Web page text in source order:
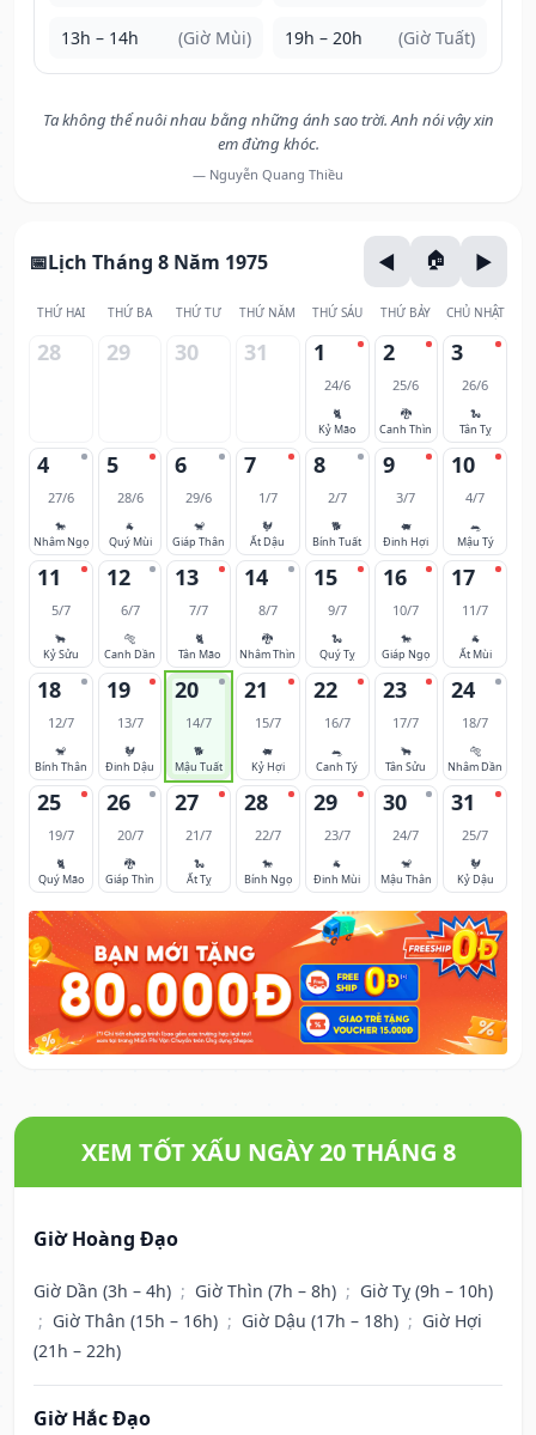
13h – 14h (Giờ Mùi) 19h – 20h (Giờ Tuất)
Ta không thể nuôi nhau bằng những ánh sao trời. Anh nói vậy xin
em đừng khóc.
— Nguyễn Quang Thiều
Lịch Tháng 8 Năm 1975
THỨ HAI THỨ BA THỨ TƯ THỨ NĂM THỨ SÁU THỨ BẢY CHỦ NHẬT
28 29 30 31 1
24/6
🐈
Kỷ Mão
2
25/6
🐉
Canh Thìn
3
26/6
🐍
Tân Tỵ
4
27/6
🐎
Nhâm Ngọ
5
28/6
🐐
Quý Mùi
6
29/6
🐒
Giáp Thân
7
1/7
🐓
Ất Dậu
8
2/7
🐕
Bính Tuất
9
3/7
🐖
Đinh Hợi
10
4/7
🐀
Mậu Tý
11
5/7
🐂
Kỷ Sửu
12
6/7
🐅
Canh Dần
13
7/7
🐈
Tân Mão
14
8/7
🐉
Nhâm Thìn
15
9/7
🐍
Quý Tỵ
16
10/7
🐎
Giáp Ngọ
17
11/7
🐐
Ất Mùi
18
12/7
🐒
Bính Thân
19
13/7
🐓
Đinh Dậu
20
14/7
🐕
Mậu Tuất
21
15/7
🐖
Kỷ Hợi
22
16/7
🐀
Canh Tý
23
17/7
🐂
Tân Sửu
24
18/7
🐅
Nhâm Dần
25
19/7
🐈
Quý Mão
26
20/7
🐉
Giáp Thìn
27
21/7
🐍
Ất Tỵ
28
22/7
🐎
Bính Ngọ
29
23/7
🐐
Đinh Mùi
30
24/7
🐒
Mậu Thân
31
25/7
🐓
Kỷ Dậu
XEM TỐT XẤU NGÀY 20 THÁNG 8
Giờ Hoàng Đạo
Giờ Dần (3h – 4h) ; Giờ Thìn (7h – 8h) ; Giờ Tỵ (9h – 10h)
; Giờ Thân (15h – 16h) ; Giờ Dậu (17h – 18h) ; Giờ Hợi
(21h – 22h)
Giờ Hắc Đạo